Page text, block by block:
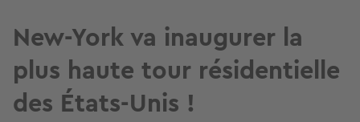
New-York va inaugurer la
plus haute tour résidentielle
des États-Unis !